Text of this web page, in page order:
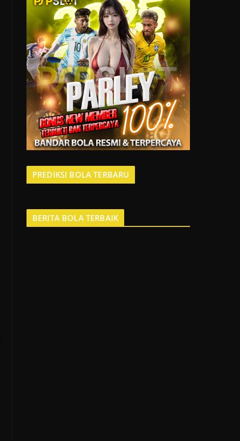
PREDIKSI BOLA TERBARU
BERITA BOLA TERBAIK